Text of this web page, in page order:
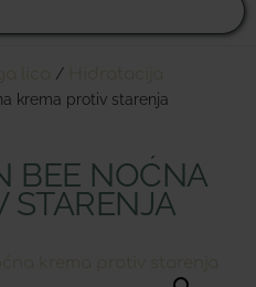
/
krema protiv starenja
BEE NOĆNA
STARENJA